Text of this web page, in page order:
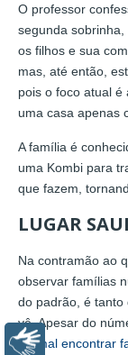
O professor
segunda
os filhos e sua
mas, até então,
pois o foco atual
uma casa apenas
A família é
uma Kombi para
que fazem,
LUGAR
Na contramão ao
observar famílias
do padrão, é tanto
vê. Apesar do
normal encontrar
Libras